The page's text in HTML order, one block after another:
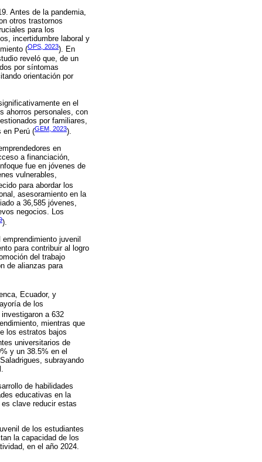
Antes de la pandemia,
otros trastornos
para los
incertidumbre laboral y
(OPS, 2023). En
reveló que, de un
por síntomas
orientación por
en el
ahorros personales, con
por familiares,
en Perú (GEM, 2023).
en
a financiación,
fue en jóvenes de
vulnerables,
para abordar los
asesoramiento en la
a 36,585 jóvenes,
negocios. Los
).
juvenil
para contribuir al logro
del trabajo
de alianzas para
Ecuador, y
de los
investigaron a 632
mientras que
los estratos bajos
universitarios de
y un 38.5% en el
subrayando
de habilidades
educativas en la
clave reducir estas
de los estudiantes
la capacidad de los
en el año 2024.